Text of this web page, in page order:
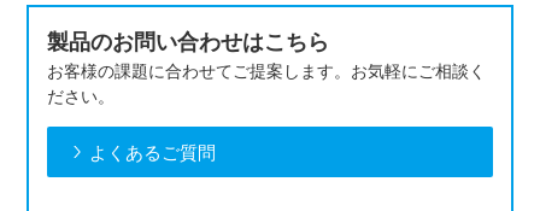
製品のお問い合わせはこちら
お客様の課題に合わせてご提案します。お気軽にご相談く
ださい。
よくあるご質問